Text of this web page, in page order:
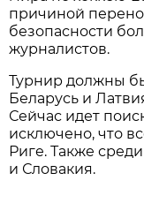
причиной
безопасности
журналистов.
Турнир должны
Беларусь и
Сейчас идет
исключено, что
Риге. Также
и Словакия.